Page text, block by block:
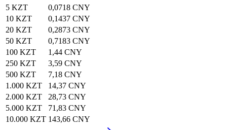
5 KZT
0,0718 CNY
10 KZT
0,1437 CNY
20 KZT
0,2873 CNY
50 KZT
0,7183 CNY
100 KZT
1,44 CNY
250 KZT
3,59 CNY
500 KZT
7,18 CNY
1.000 KZT
14,37 CNY
2.000 KZT
28,73 CNY
5.000 KZT
71,83 CNY
10.000 KZT 143,66 CNY